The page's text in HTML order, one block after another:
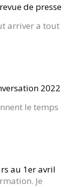
de presse
arriver a tout
2022
le temps
au 1er avril
Je